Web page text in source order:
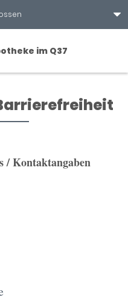
im Q37
/ Kontaktangaben